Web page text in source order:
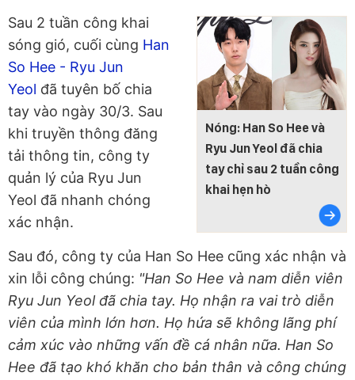
Nóng: Han So Hee và
Ryu Jun Yeol đã chia
tay chỉ sau 2 tuần công
khai hẹn hò
Sau 2 tuần công khai
sóng gió, cuối cùng Han
So Hee - Ryu Jun
Yeol đã tuyên bố chia
tay vào ngày 30/3. Sau
khi truyền thông đăng
tải thông tin, công ty
quản lý của Ryu Jun
Yeol đã nhanh chóng
xác nhận.
Sau đó, công ty của Han So Hee cũng xác nhận và
xin lỗi công chúng: "Han So Hee và nam diễn viên
Ryu Jun Yeol đã chia tay. Họ nhận ra vai trò diễn
viên của mình lớn hơn. Họ hứa sẽ không lãng phí
cảm xúc vào những vấn đề cá nhân nữa. Han So
Hee đã tạo khó khăn cho bản thân và công chúng